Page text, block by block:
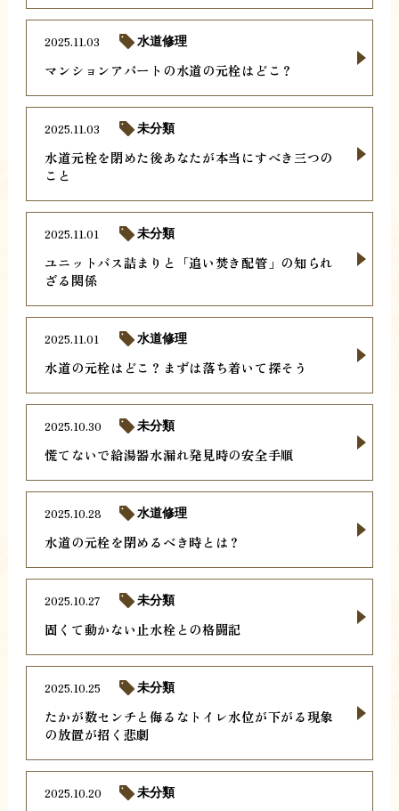
マンションアパートの水道の元栓はどこ？
2025.11.03 水道修理
水道元栓を閉めた後あなたが本当にすべき三つの
こと
2025.11.03 未分類
ユニットバス詰まりと「追い焚き配管」の知られ
ざる関係
2025.11.01 未分類
水道の元栓はどこ？まずは落ち着いて探そう
2025.11.01 水道修理
慌てないで給湯器水漏れ発見時の安全手順
2025.10.30 未分類
水道の元栓を閉めるべき時とは？
2025.10.28 水道修理
固くて動かない止水栓との格闘記
2025.10.27 未分類
たかが数センチと侮るなトイレ水位が下がる現象
の放置が招く悲劇
2025.10.25 未分類
2025.10.20 未分類